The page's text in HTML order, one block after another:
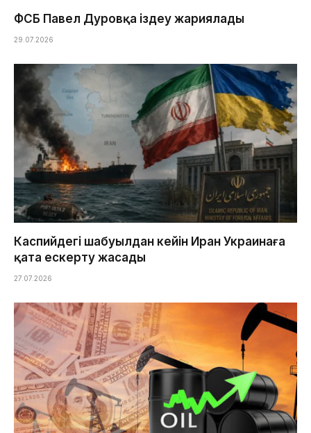
ФСБ Павел Дуровқа іздеу жариялады
29.07.2026
Каспийдегі шабуылдан кейін Иран Украинаға
қатаң ескерту жасады
27.07.2026